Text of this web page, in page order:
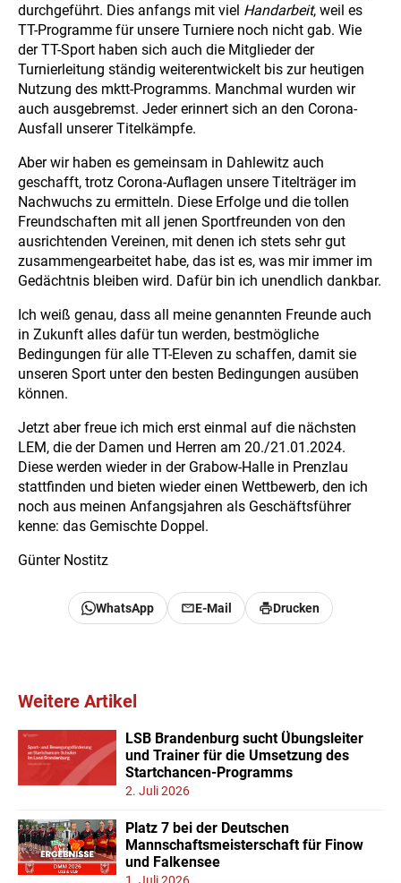
durchgeführt. Dies anfangs mit viel Handarbeit, weil es
TT-Programme für unsere Turniere noch nicht gab. Wie
der TT-Sport haben sich auch die Mitglieder der
Turnierleitung ständig weiterentwickelt bis zur heutigen
Nutzung des mktt-Programms. Manchmal wurden wir
auch ausgebremst. Jeder erinnert sich an den Corona-
Ausfall unserer Titelkämpfe.
Aber wir haben es gemeinsam in Dahlewitz auch
geschafft, trotz Corona-Auflagen unsere Titelträger im
Nachwuchs zu ermitteln. Diese Erfolge und die tollen
Freundschaften mit all jenen Sportfreunden von den
ausrichtenden Vereinen, mit denen ich stets sehr gut
zusammengearbeitet habe, das ist es, was mir immer im
Gedächtnis bleiben wird. Dafür bin ich unendlich dankbar.
Ich weiß genau, dass all meine genannten Freunde auch
in Zukunft alles dafür tun werden, bestmögliche
Bedingungen für alle TT-Eleven zu schaffen, damit sie
unseren Sport unter den besten Bedingungen ausüben
können.
Jetzt aber freue ich mich erst einmal auf die nächsten
LEM, die der Damen und Herren am 20./21.01.2024.
Diese werden wieder in der Grabow-Halle in Prenzlau
stattfinden und bieten wieder einen Wettbewerb, den ich
noch aus meinen Anfangsjahren als Geschäftsführer
kenne: das Gemischte Doppel.
Günter Nostitz
WhatsApp E-Mail Drucken
Weitere Artikel
LSB Brandenburg sucht Übungsleiter
und Trainer für die Umsetzung des
Startchancen-Programms
2. Juli 2026
Platz 7 bei der Deutschen
Mannschaftsmeisterschaft für Finow
und Falkensee